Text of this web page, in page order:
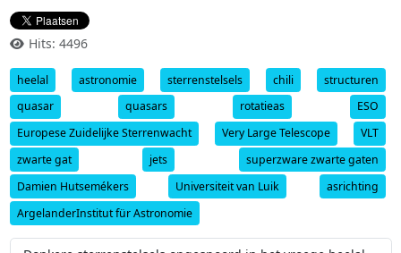
Hits: 4496
heelal astronomie sterrenstelsels chili
structuren
quasar
quasars rotatieas
ESO
Europese Zuidelijke Sterrenwacht
Very Large Telescope
VLT
zwarte gat
jets
superzware zwarte gaten
Damien Hutsemékers
Universiteit van Luik
asrichting
ArgelanderInstitut für Astronomie